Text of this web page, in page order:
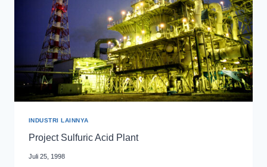
INDUSTRI LAINNYA
Project Sulfuric Acid Plant
Juli 25, 1998